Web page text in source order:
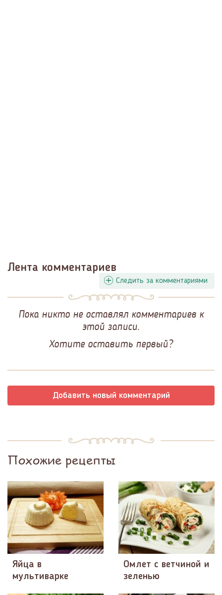
Лента комментариев
Следить за комментариями
Пока никто не оставлял комментариев к
этой записи.
Хотите оставить первый?
Добавить новый комментарий
Похожие рецепты
Яйца в
мультиварке
Омлет с ветчиной и
зеленью